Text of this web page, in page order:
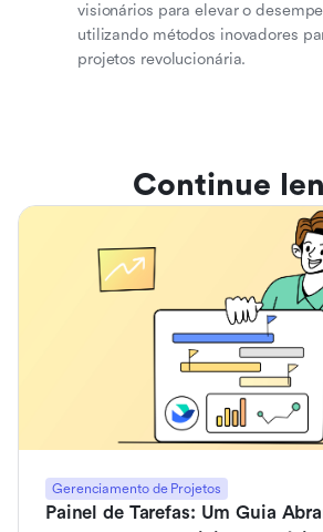
visionários para elevar o
utilizando métodos inovadores
projetos revolucionária.
Continue
Gerenciamento de Projetos
Painel de Tarefas: Um Guia